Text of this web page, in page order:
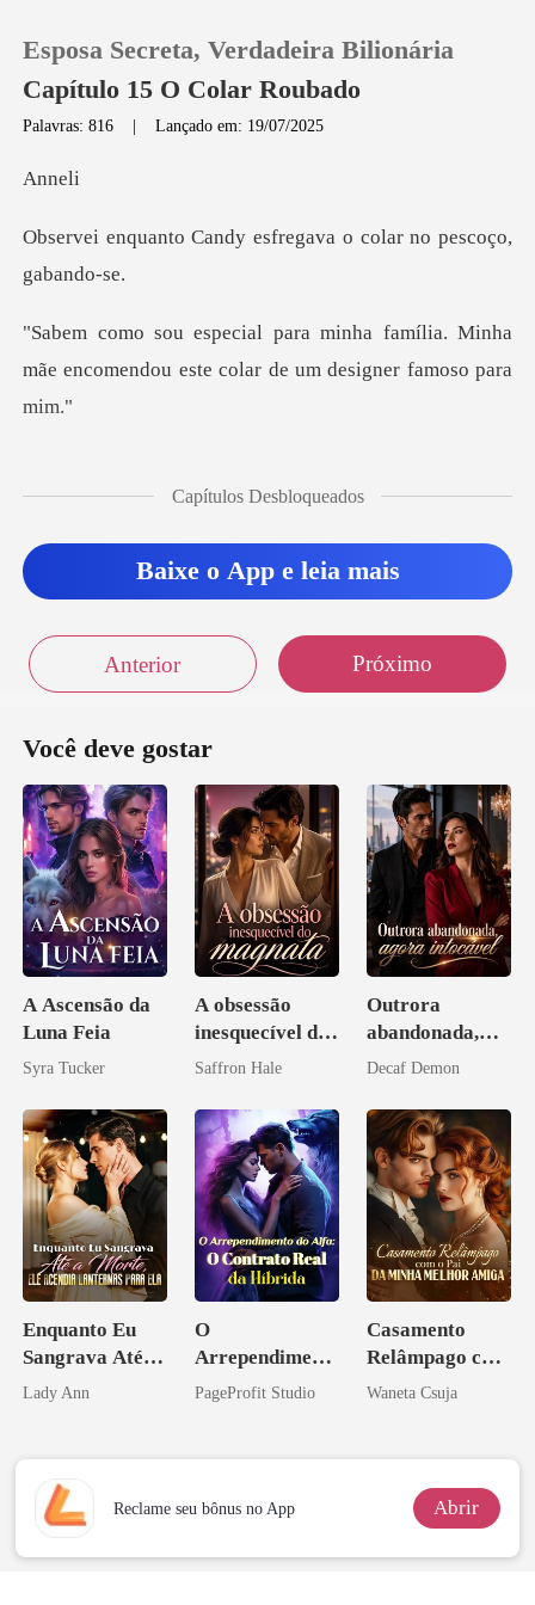
Loja
Esposa Secreta, Verdadeira Bilionária
Capítulo 15 O Colar Roubado
Palavras: 816 |Lançado em: 19/07/2025
ne
dy esfregava o colar
família. Minha
mãe encomendou este c
ei encantado com seu colar
ito sortuda por t
Capítulos Desbloqueados
Baixe o App e leia mais
Anterior Próximo
Você deve gostar
A Ascensão da
Luna Feia
Syra Tucker
A obsessão
inesquecível do
magnata
Saffron Hale
Outrora
abandonada,
agora intocável
Decaf Demon
Enquanto Eu
Sangrava Até a
Morte, Ele
Ela
Lady Ann
O
Arrependiment
o do Alfa: O
PageProfit Studio
Casamento
Relâmpago com
o Pai da Minha
Waneta Csuja
Reclame seu bônus no App Abrir